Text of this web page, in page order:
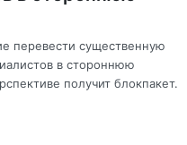
перевести существенную
в стороннюю
получит блокпакет.